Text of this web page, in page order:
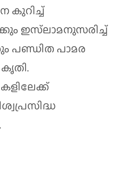
കുറിച്ച്‌
ഇസ്‌ലാമനുസരിച്ച്‌
പണ്ഡിത പാമര
കൃതി.